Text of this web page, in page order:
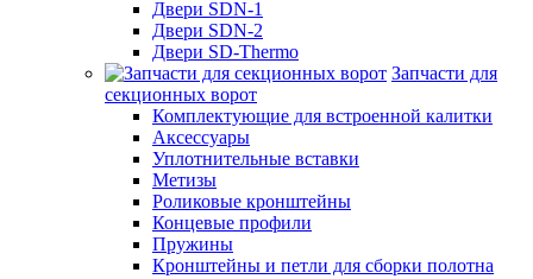
Двери SDN-1
Двери SDN-2
Двери SD-Thermo
Запчасти для
секционных ворот
Комплектующие для встроенной калитки
Аксессуары
Уплотнительные вставки
Метизы
Роликовые кронштейны
Концевые профили
Пружины
Кронштейны и петли для сборки полотна